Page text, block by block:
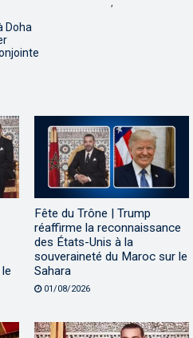
Doha
Fête du Trône | Trump
réaffirme la reconnaissance
des États-Unis à la
souveraineté du Maroc sur le
Sahara
01/08/2026